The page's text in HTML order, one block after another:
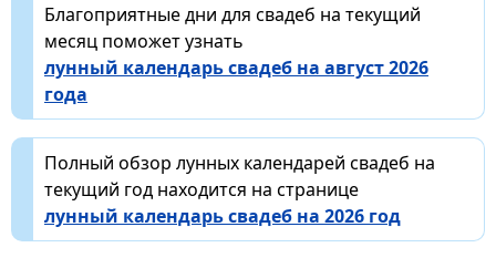
Благоприятные дни для свадеб на текущий
месяц поможет узнать
лунный календарь свадеб на август 2026
года
Полный обзор лунных календарей свадеб на
текущий год находится на странице
лунный календарь свадеб на 2026 год